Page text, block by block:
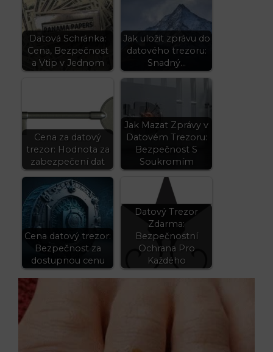
Datová Schránka:
Cena, Bezpečnost
a Vtip v Jednom
Jak uložit zprávu do
datového trezoru:
Snadný…
Cena za datový
trezor: Hodnota za
zabezpečení dat
Jak Mazat Zprávy v
Datovém Trezoru:
Bezpečnost S
Soukromím
Cena datový trezor:
Bezpečnost za
dostupnou cenu
Datový Trezor
Zdarma:
Bezpečnostní
Ochrana Pro
Každého